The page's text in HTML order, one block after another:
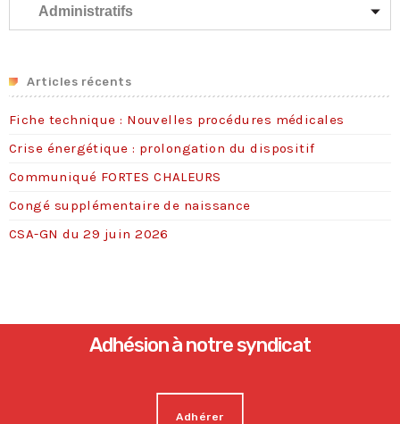
29 juin 2026
g
o
r
s
Articles récents
Fiche technique : Nouvelles procédures médicales
Crise énergétique : prolongation du dispositif
Communiqué FORTES CHALEURS
Congé supplémentaire de naissance
CSA-GN du 29 juin 2026
Adhésion à notre syndicat
Adhérer